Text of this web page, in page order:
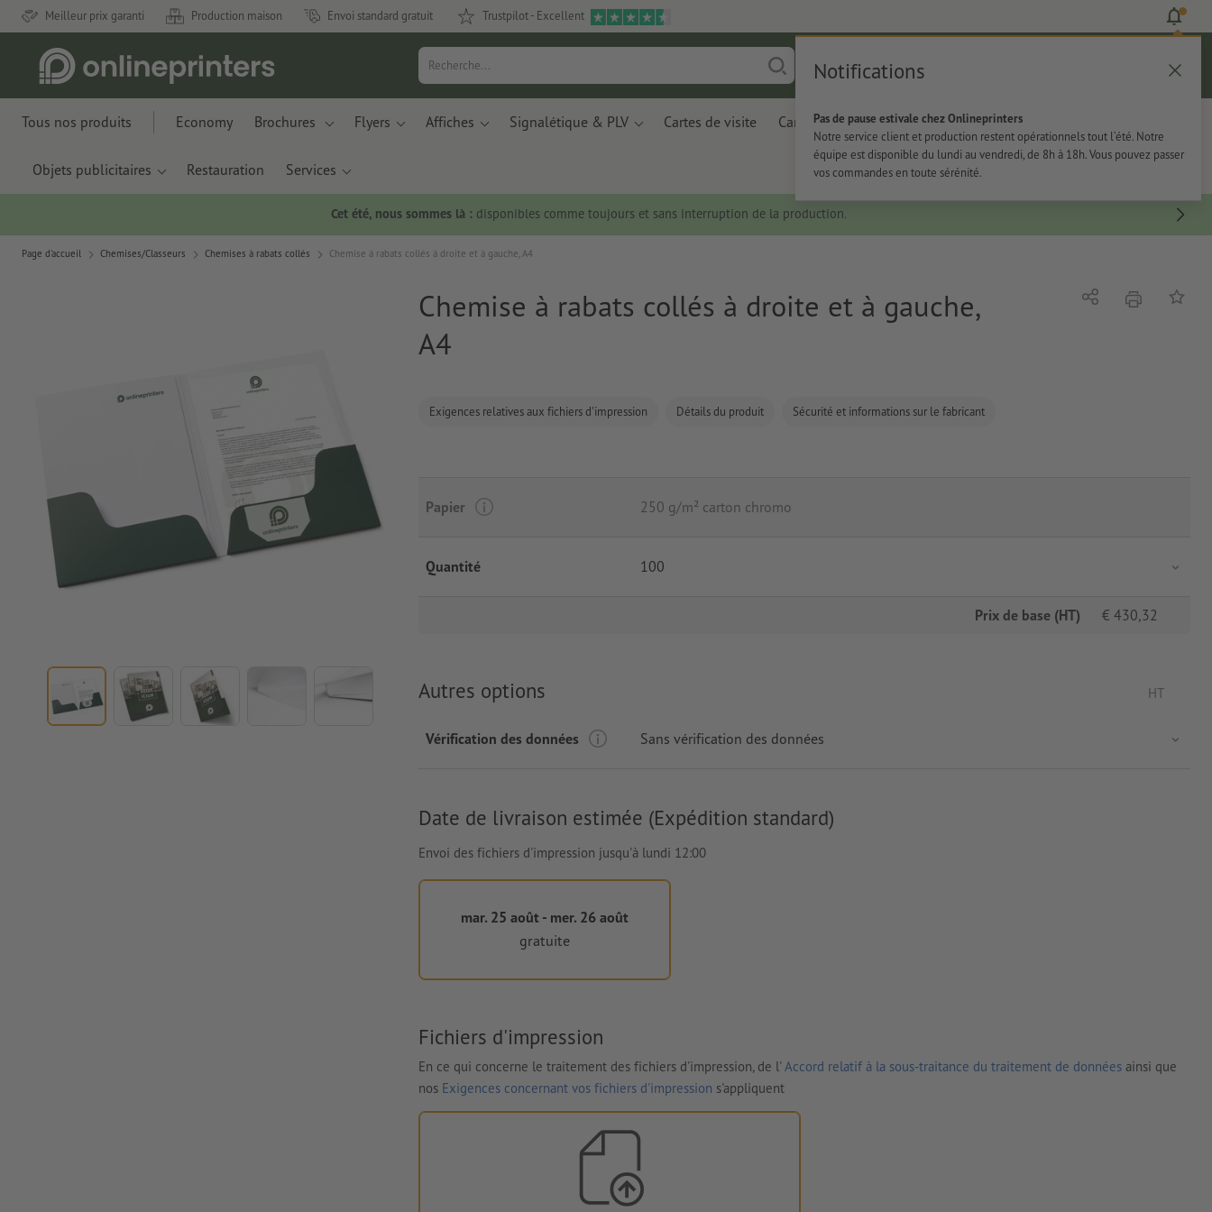
Meilleur prix garanti Production maison Envoi standard gratuit Trustpilot - Excellent
Notifications
Pas de pause estivale chez Onlineprinters
Notre service client et production restent opérationnels tout l’été. Notre
équipe est disponible du lundi au vendredi, de 8h à 18h. Vous pouvez passer
vos commandes en toute sérénité.
Panier
Tous nos produits Economy Brochures Flyers Affiches Signalétique & PLV Cartes de visite Carterie Papeterie Autocollants
Objets publicitaires Restauration Services
Cet été, nous sommes là :disponibles comme toujours et sans interruption de la production.
Page d'accueil Chemises/Classeurs Chemises à rabats collés Chemise à rabats collés à droite et à gauche, A4
Chemise à rabats collés à droite et à gauche,
A4
Exigences relatives aux fichiers d'impression Détails du produit Sécurité et informations sur le fabricant
Partagerimprimer
Papier 250 g/m² carton chromo
Quantité 100
Prix de base (HT) € 430,32
Autres options HT
Vérification des données Sans vérification des données
Date de livraison estimée (Expédition standard)
Envoi des fichiers d'impression jusqu'à lundi 12:00
mar. 25 août - mer. 26 août
gratuite
Fichiers d'impression
En ce qui concerne le traitement des fichiers d'impression, de l'Accord relatif à la sous-traitance du traitement de données ainsi que
nos Exigences concernant vos fichiers d'impression s'appliquent